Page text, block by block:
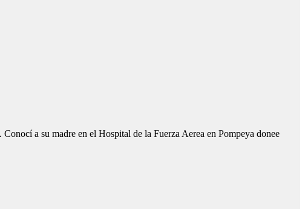
a su madre en el Hospital de la Fuerza Aerea en Pompeya donee